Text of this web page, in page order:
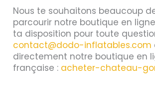
Nous te souhaitons beaucoup
parcourir notre boutique en
ta disposition pour toute
contact@dodo-inflatables.com
directement notre boutique en
française : acheter-chateau-